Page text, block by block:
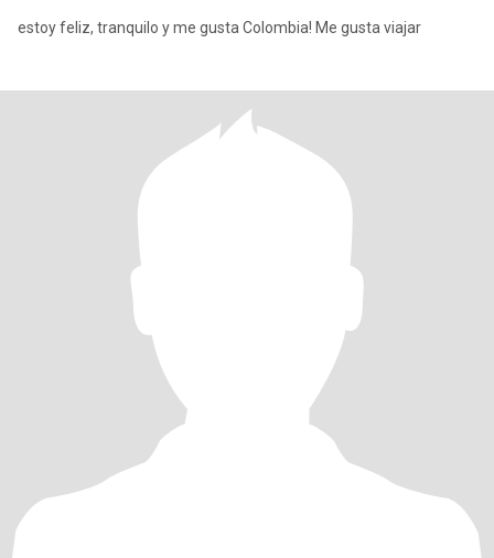
estoy feliz, tranquilo y me gusta Colombia! Me gusta viajar